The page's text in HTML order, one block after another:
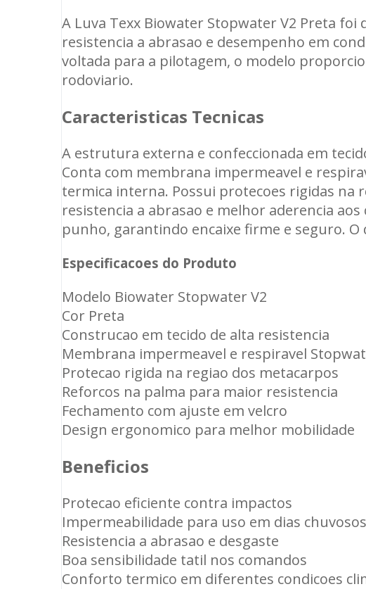
A Luva Texx Biowater Stopwater V2 Preta
resistencia a abrasao e desempenho em
voltada para a pilotagem, o modelo
rodoviario.
Caracteristicas Tecnicas
A estrutura externa e confeccionada em
Conta com membrana impermeavel e
termica interna. Possui protecoes rigidas na
resistencia a abrasao e melhor aderencia
punho, garantindo encaixe firme e seguro.
Especificacoes do Produto
Modelo Biowater Stopwater V2
Cor Preta
Construcao em tecido de alta resistencia
Membrana impermeavel e respiravel
Protecao rigida na regiao dos metacarpos
Reforcos na palma para maior resistencia
Fechamento com ajuste em velcro
Design ergonomico para melhor mobilidade
Beneficios
Protecao eficiente contra impactos
Impermeabilidade para uso em dias chuvosos
Resistencia a abrasao e desgaste
Boa sensibilidade tatil nos comandos
Conforto termico em diferentes condicoes